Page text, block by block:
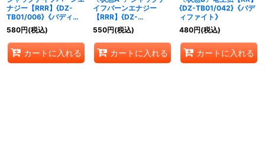
ナジー【RRR】{DZ-
TB01/006}《バディフ
ァイト》
580円(税込)
カートに入れる
イフバーンエナジー
【RRR】{DZ-
TB01/006}《バディフ
ァイト》
550円(税込)
カートに入れる
{DZ-TB01/042}《バデ
ィファイト》
480円(税込)
カートに入れる